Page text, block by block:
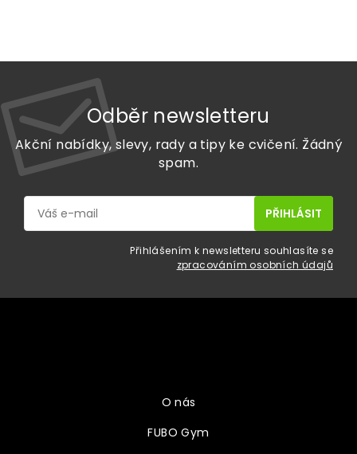
Odběr newsletteru
Akční nabídky, slevy, rady a tipy ke cvičení. Žádný
spam.
Přihlášením k newsletteru souhlasíte se
zpracováním osobních údajů
O nás
FUBO Gym